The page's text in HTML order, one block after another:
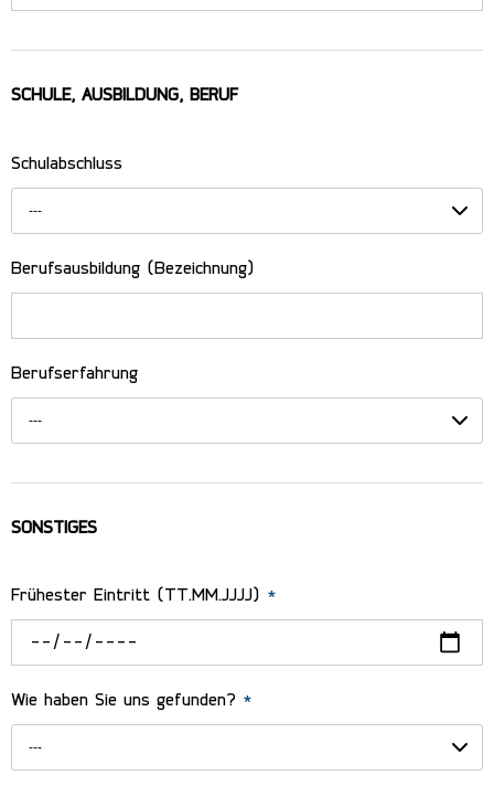
SCHULE, AUSBILDUNG, BERUF
Schulabschluss
---
Berufsausbildung (Bezeichnung)
Berufserfahrung
---
SONSTIGES
Frühester Eintritt (TT.MM.JJJJ) *
Wie haben Sie uns gefunden? *
---